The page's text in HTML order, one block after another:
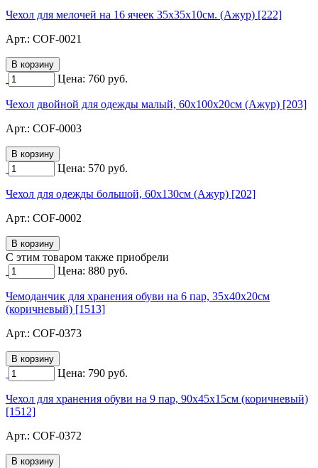
Чехол для мелочей на 16 ячеек 35х35х10см. (Ажур) [222]
Арт.: COF-0021
Цена: 760 руб.
Чехол двойной для одежды малый, 60х100х20см (Ажур) [203]
Арт.: COF-0003
Цена: 570 руб.
Чехол для одежды большой, 60х130см (Ажур) [202]
Арт.: COF-0002
C этим товаром также приобрели
Цена: 880 руб.
Чемоданчик для хранения обуви на 6 пар, 35х40х20см
(коричневый) [1513]
Арт.: COF-0373
Цена: 790 руб.
Чехол для хранения обуви на 9 пар, 90х45х15см (коричневый)
[1512]
Арт.: COF-0372